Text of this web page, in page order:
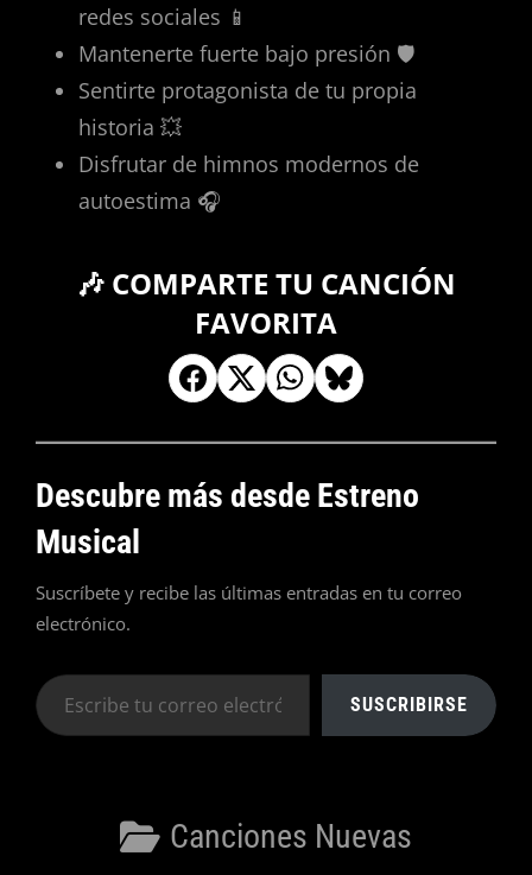
redes sociales 📱
Mantenerte fuerte bajo presión 🛡️
Sentirte protagonista de tu propia
historia 💥
Disfrutar de himnos modernos de
autoestima 🎧
🎶 COMPARTE TU CANCIÓN
FAVORITA
Descubre más desde Estreno
Musical
Suscríbete y recibe las últimas entradas en tu correo
electrónico.
Escribe
tu
SUSCRIBIRSE
Categorías
Canciones Nuevas